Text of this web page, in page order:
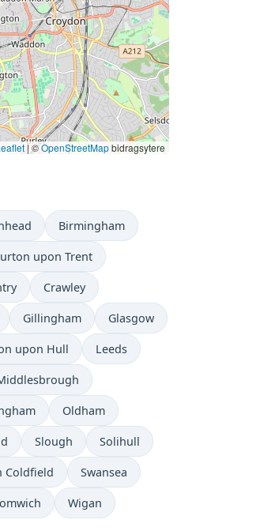
|©OpenStreetMapbidragsytere
Birmingham
upon Trent
Crawley
Gillingham Glasgow
upon Hull Leeds
Oldham
Slough Solihull
Coldfield Swansea
Wigan